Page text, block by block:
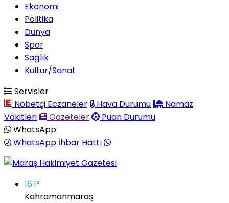
Ekonomi
Politika
Dünya
Spor
Sağlık
Kültür/Sanat
Servisler
Nöbetçi Eczaneler
Hava Durumu
Namaz
Vakitleri
Gazeteler
Puan Durumu
WhatsApp
WhatsApp İhbar Hattı
16.1°
Kahramanmaraş